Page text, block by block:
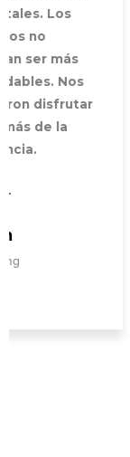
recantos
podemos
descansar,
explorar e
saborear